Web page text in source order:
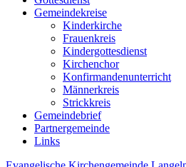
Gemeindekreise
Kinderkirche
Frauenkreis
Kindergottesdienst
Kirchenchor
Konfirmandenunterricht
Männerkreis
Strickkreis
Gemeindebrief
Partnergemeinde
Links